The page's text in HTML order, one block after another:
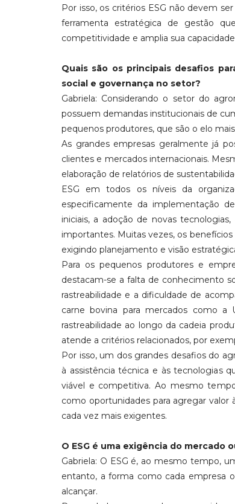
Por isso, os critérios ESG não devem
ferramenta estratégica de gestão
competitividade e amplia sua
Quais são os principais desafios
social e governança no setor?
Gabriela: Considerando o setor do
possuem demandas institucionais de
pequenos produtores, que são o elo
As grandes empresas geralmente já
clientes e mercados internacionais.
elaboração de relatórios de
ESG em todos os níveis da
especificamente da implementação
iniciais, a adoção de novas
importantes. Muitas vezes, os
exigindo planejamento e visão
Para os pequenos produtores e
destacam-se a falta de conhecimento
rastreabilidade e a dificuldade de
carne bovina para mercados como a
rastreabilidade ao longo da cadeia
atende a critérios relacionados, por
Por isso, um dos grandes desafios do
à assistência técnica e às tecnologias
viável e competitiva. Ao mesmo
como oportunidades para agregar
cada vez mais exigentes.
O ESG é uma exigência do
Gabriela: O ESG é, ao mesmo tempo,
entanto, a forma como cada empresa
alcançar.